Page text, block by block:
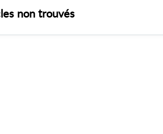
non trouvés